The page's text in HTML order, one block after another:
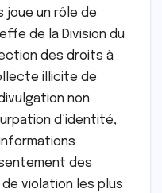
joue un rôle de
de la Division du
des droits à
illicite de
non
d’identité,
des
violation les plus